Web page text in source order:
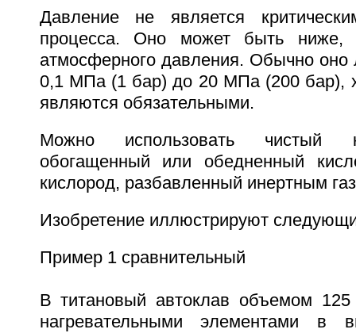
Давление не является
процесса. Оно может быть
атмосферного давления. Обычно оно
0,1 МПа (1 бар) до 20 МПа (200 бар),
являются обязательными.
Можно использовать чистый
обогащенный или обедненный
кислород, разбавленный инертным
Изобретение иллюстрируют
Пример 1 сравнительный
В титановый автоклав объемом
нагревательными элементами в